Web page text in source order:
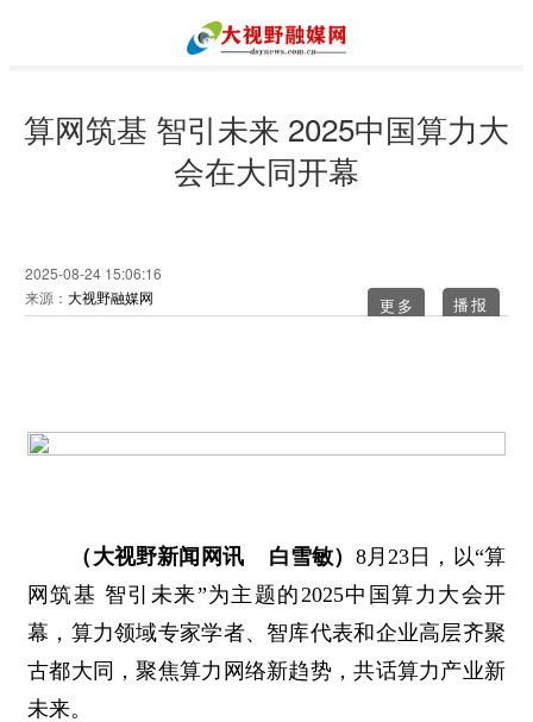
算网筑基 智引未来 2025中国算力大
会在大同开幕
2025-08-24 15:06:16
来源： 大视野融媒网 更多
（大视野新闻网讯 白雪敏） 8月23日，以“算
网筑基 智引未来”为主题的2025中国算力大会开
幕，算力领域专家学者、智库代表和企业高层齐聚
古都大同，聚焦算力网络新趋势，共话算力产业新
未来。